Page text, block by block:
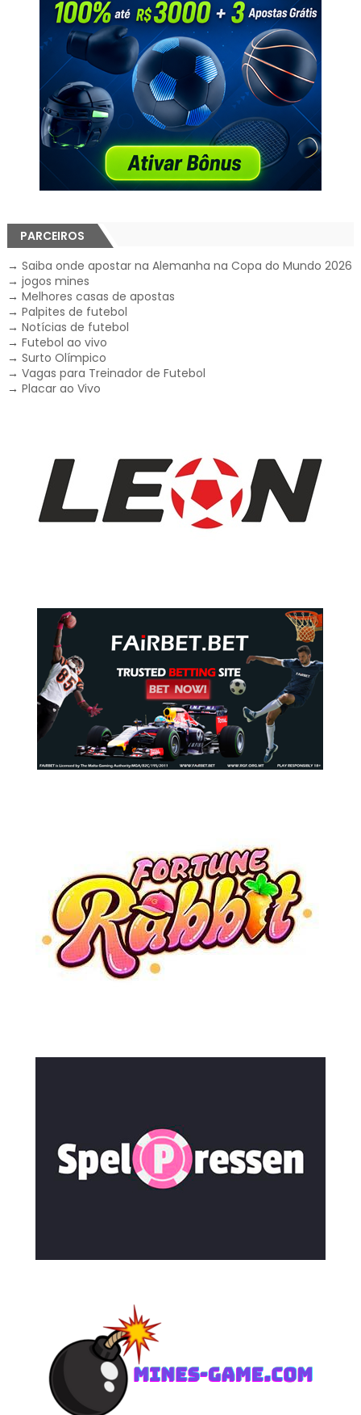
PARCEIROS
→ Saiba onde apostar na Alemanha na Copa do Mundo 2026
→ jogos mines
→ Melhores casas de apostas
→ Palpites de futebol
→ Notícias de futebol
→ Futebol ao vivo
→ Surto Olímpico
→ Vagas para Treinador de Futebol
→ Placar ao Vivo